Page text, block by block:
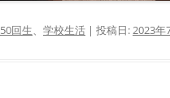
50回生、 学校生活 | 投稿日:2023年